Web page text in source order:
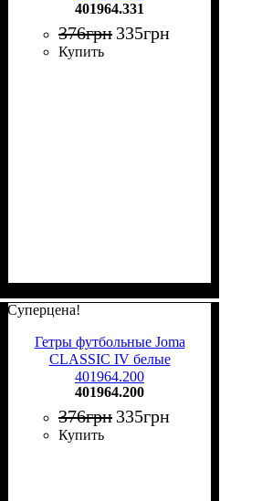
401964.331
376грн 335грн
Купить
Суперцена!
Гетры футбольные Joma
CLASSIC IV белые
401964.200
401964.200
376грн 335грн
Купить